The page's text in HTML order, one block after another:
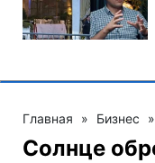
Главная » Бизнес »
Солнце